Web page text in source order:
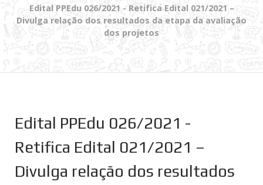
Edital PPEdu 026/2021 - Retifica Edital 021/2021 –
Divulga relação dos resultados da etapa da avaliação
dos projetos
Edital PPEdu 026/2021 -
Retifica Edital 021/2021 –
Divulga relação dos resultados